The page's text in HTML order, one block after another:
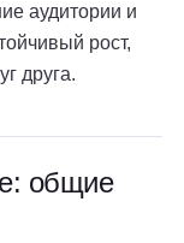
аудитории и
рост,
друга.
общие